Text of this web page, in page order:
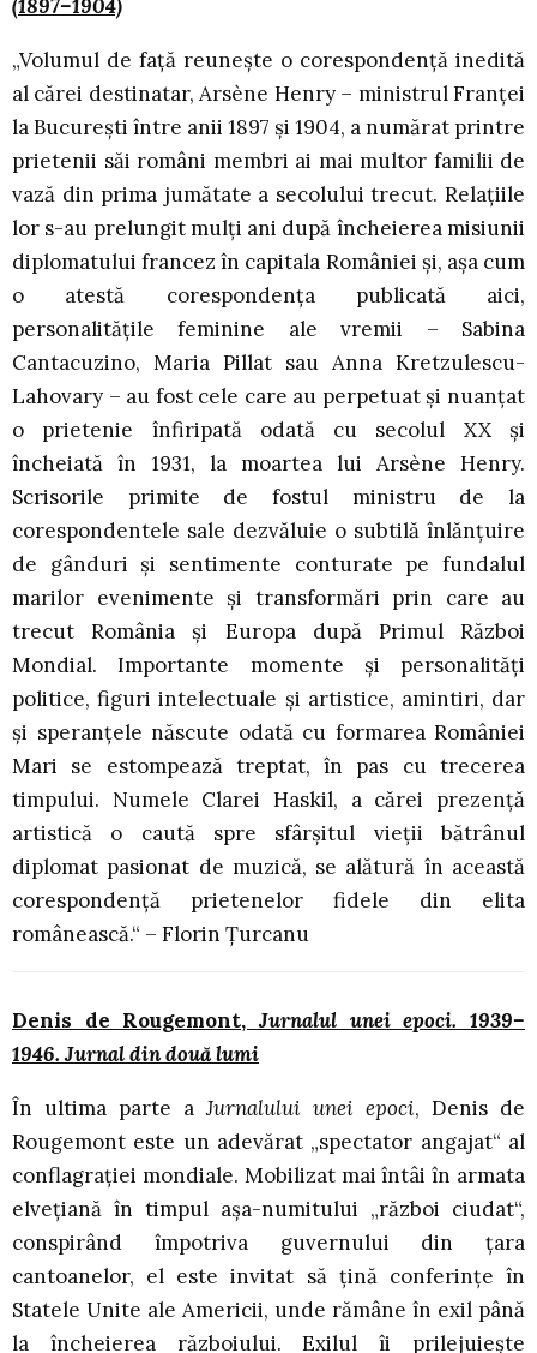
(1897–1904)
„Volumul de față reunește o corespondență inedită
al cărei destinatar, Arsène Henry – ministrul Franței
la București între anii 1897 şi 1904, a numărat printre
prietenii săi români membri ai mai multor familii de
vază din prima jumătate a secolului trecut. Relațiile
lor s-au prelungit mulți ani după încheierea misiunii
diplomatului francez în capitala României și, așa cum
o atestă corespondența publicată aici,
personalitățile feminine ale vremii – Sabina
Cantacuzino, Maria Pillat sau Anna Kretzulescu-
Lahovary – au fost cele care au perpetuat și nuanțat
o prietenie înfiripată odată cu secolul XX și
încheiată în 1931, la moartea lui Arsène Henry.
Scrisorile primite de fostul ministru de la
corespondentele sale dezvăluie o subtilă înlănțuire
de gânduri și sentimente conturate pe fundalul
marilor evenimente și transformări prin care au
trecut România și Europa după Primul Război
Mondial. Importante momente și personalități
politice, figuri intelectuale și artistice, amintiri, dar
și speranțele născute odată cu formarea României
Mari se estompează treptat, în pas cu trecerea
timpului. Numele Clarei Haskil, a cărei prezență
artistică o caută spre sfârșitul vieții bătrânul
diplomat pasionat de muzică, se alătură în această
corespondență prietenelor fidele din elita
românească.“ – Florin Țurcanu
Denis de Rougemont,Jurnalul unei epoci. 1939–
1946.Jurnal din două lumi
În ultima parte aJurnalului unei epoci, Denis de
Rougemont este un adevărat „spectator angajat“ al
conflagraţiei mondiale. Mobilizat mai întâi în armata
elveţiană în timpul aşa-numitului „război ciudat“,
conspirând împotriva guvernului din ţara
cantoanelor, el este invitat să ţină conferinţe în
Statele Unite ale Americii, unde rămâne în exil până
la încheierea războiului. Exilul îi prilejuieşte